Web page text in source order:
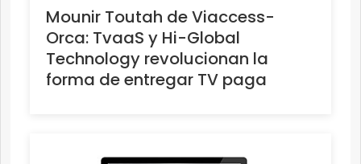
Mounir Toutah de Viaccess-
Orca: TvaaS y Hi-Global
Technology revolucionan la
forma de entregar TV paga